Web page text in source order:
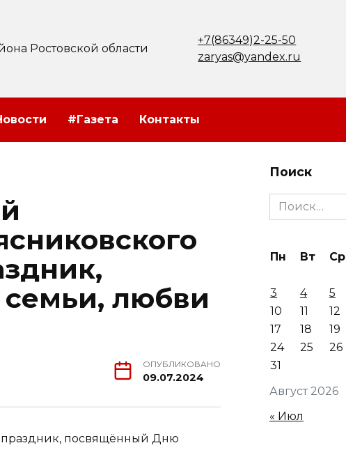
Ростовской области
+7(86349)2-25-50
zaryas@yandex.ru
#Газета Контакты
любви
ОПУБЛИКОВАНО
09.07.2024
посвящённый Дню
Поиск
Search
for:
Август 2026
Пн Вт Ср
3
4 5
10
11 12
17
18 19
24
25 26
31
« Июл